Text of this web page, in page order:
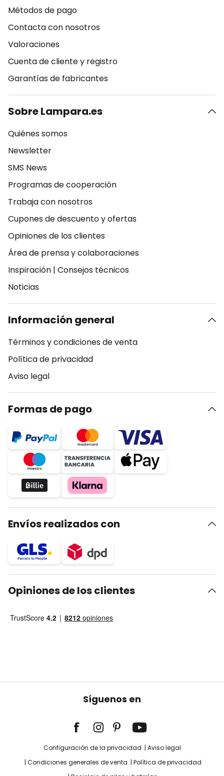
Métodos de pago
Contacta con nosotros
Valoraciones
Cuenta de cliente y registro
Garantías de fabricantes
Sobre Lampara.es
Quiénes somos
Newsletter
SMS News
Programas de cooperación
Trabaja con nosotros
Cupones de descuento y ofertas
Opiniones de los clientes
Área de prensa y colaboraciones
Inspiración | Consejos técnicos
Noticias
Información general
Términos y condiciones de venta
Política de privacidad
Aviso legal
Formas de pago
Envíos realizados con
Opiniones de los clientes
Síguenos en
Configuración de la privacidad
Aviso legal
Condiciones generales de venta
Política de privacidad